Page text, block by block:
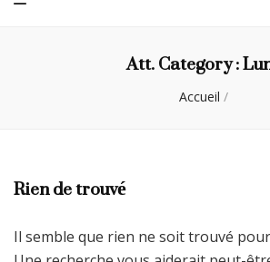
Att. Category :
Accueil /
Rien de trouvé
Il semble que rien ne soit trouvé